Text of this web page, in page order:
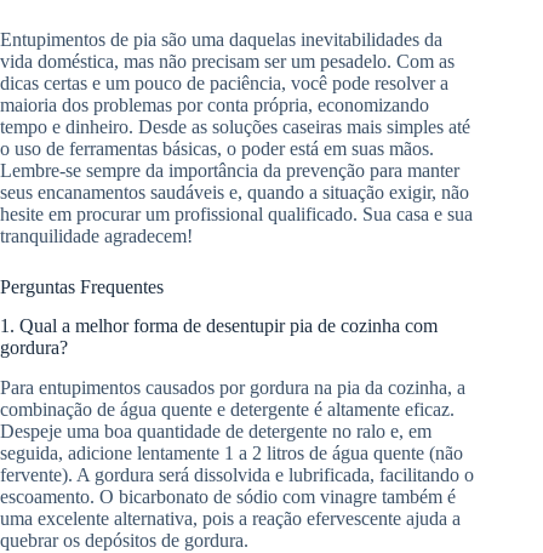
Entupimentos de pia são uma daquelas inevitabilidades da
vida doméstica, mas não precisam ser um pesadelo. Com as
dicas certas e um pouco de paciência, você pode resolver a
maioria dos problemas por conta própria, economizando
tempo e dinheiro. Desde as soluções caseiras mais simples até
o uso de ferramentas básicas, o poder está em suas mãos.
Lembre-se sempre da importância da prevenção para manter
seus encanamentos saudáveis e, quando a situação exigir, não
hesite em procurar um profissional qualificado. Sua casa e sua
tranquilidade agradecem!
Perguntas Frequentes
1. Qual a melhor forma de desentupir pia de cozinha com
gordura?
Para entupimentos causados por gordura na pia da cozinha, a
combinação de água quente e detergente é altamente eficaz.
Despeje uma boa quantidade de detergente no ralo e, em
seguida, adicione lentamente 1 a 2 litros de água quente (não
fervente). A gordura será dissolvida e lubrificada, facilitando o
escoamento. O bicarbonato de sódio com vinagre também é
uma excelente alternativa, pois a reação efervescente ajuda a
quebrar os depósitos de gordura.